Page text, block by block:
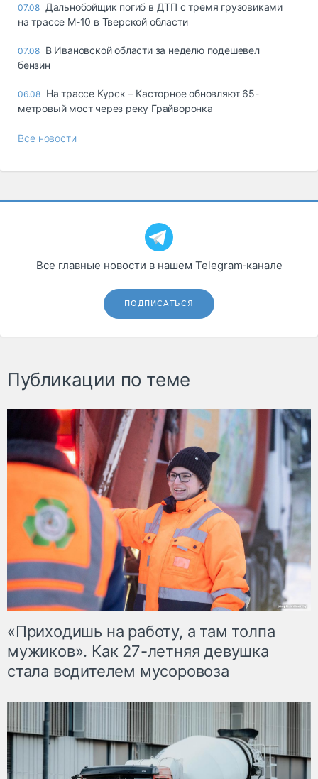
07.08 Дальнобойщик погиб в ДТП с тремя грузовиками
на трассе М-10 в Тверской области
07.08 В Ивановской области за неделю подешевел
бензин
06.08 На трассе Курск – Касторное обновляют 65-
метровый мост через реку Грайворонка
Все новости
Все главные новости в нашем Telegram‑канале
ПОДПИСАТЬСЯ
Публикации по теме
«Приходишь на работу, а там толпа
мужиков». Как 27-летняя девушка
стала водителем мусоровоза